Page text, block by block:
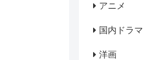
アニメ
国内ドラマ
洋画